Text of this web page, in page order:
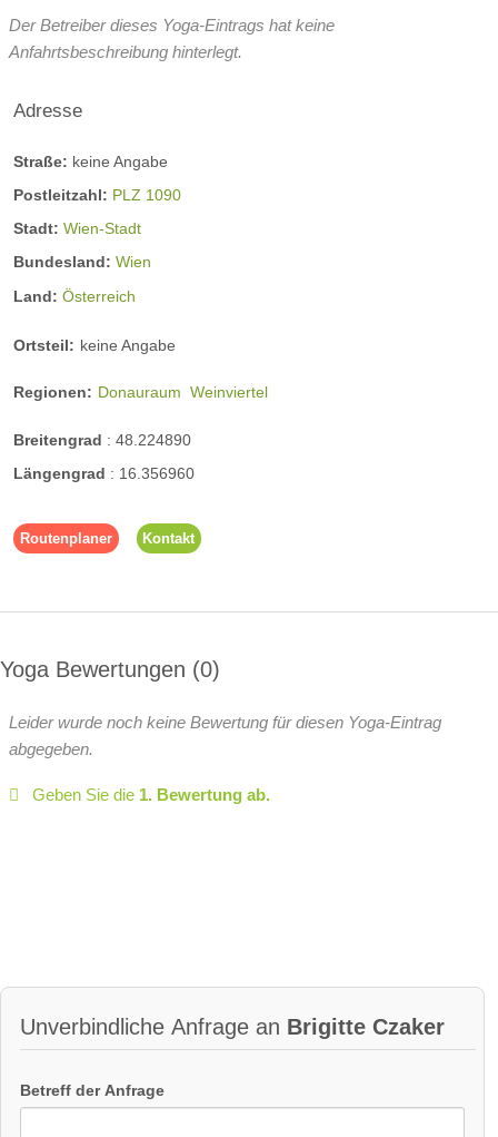
Der Betreiber dieses Yoga-Eintrags hat keine
Anfahrtsbeschreibung hinterlegt.
Adresse
Straße: keine Angabe
Postleitzahl: PLZ 1090
Stadt: Wien-Stadt
Bundesland: Wien
Land: Österreich
Ortsteil: keine Angabe
Regionen: Donauraum Weinviertel
Breitengrad : 48.224890
Längengrad : 16.356960
Routenplaner Kontakt
Yoga Bewertungen 0
Leider wurde noch keine Bewertung für diesen Yoga-Eintrag
abgegeben.
Geben Sie die 1. Bewertung ab.
Unverbindliche Anfrage an Brigitte Czaker
Betreff der Anfrage